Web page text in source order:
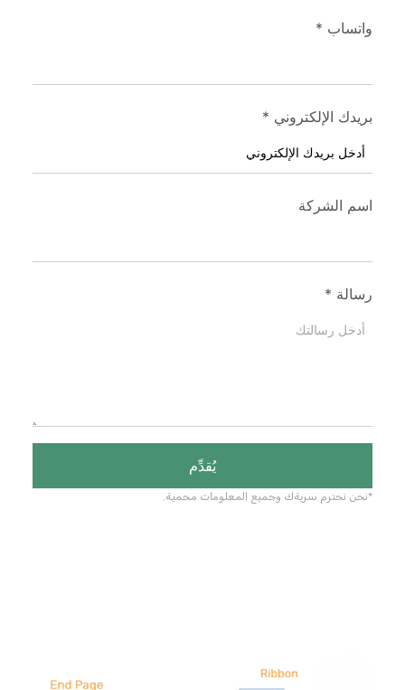
واتساب *
بريدك الإلكتروني *
اسم الشركة
رسالة *
يُقدِّم
*نحن نحترم سريةك وجميع المعلومات محمية.